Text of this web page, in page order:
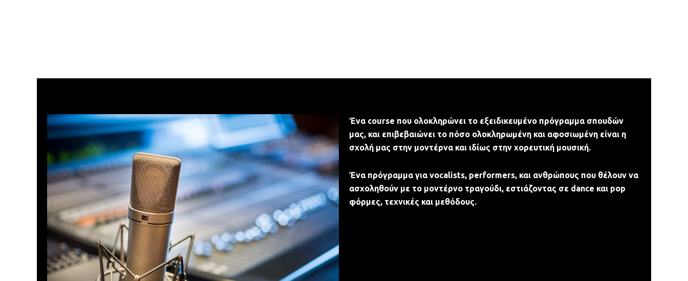
Ένα course που ολοκληρώνει το εξειδικευμένο πρόγραμμα σπουδών
μας, και επιβεβαιώνει το πόσο ολοκληρωμένη και αφοσιωμένη είναι η
σχολή μας στην μοντέρνα και ιδίως στην χορευτική μουσική.
Ένα πρόγραμμα για vocalists, performers, και ανθρώπους που θέλουν να
ασχοληθούν με το μοντέρνο τραγούδι, εστιάζοντας σε dance και pop
φόρμες, τεχνικές και μεθόδους.